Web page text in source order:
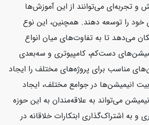
و تجربه‌ای می‌توانند از این آموزش‌ها
خود را توسعه دهند. همچنین، این نوع
می‌دهد تا به تفاوت‌های میان انواع
دست‌کم، کامپیوتری و سه‌بعدی
مناسب برای پروژه‌های مختلف را ایجاد
انیمیشن‌ها در جوامع مختلف، ایجاد
می‌تواند به علاقه‌مندان به این حوزه
و به اشتراک‌گذاری ابتکارات خلاقانه در